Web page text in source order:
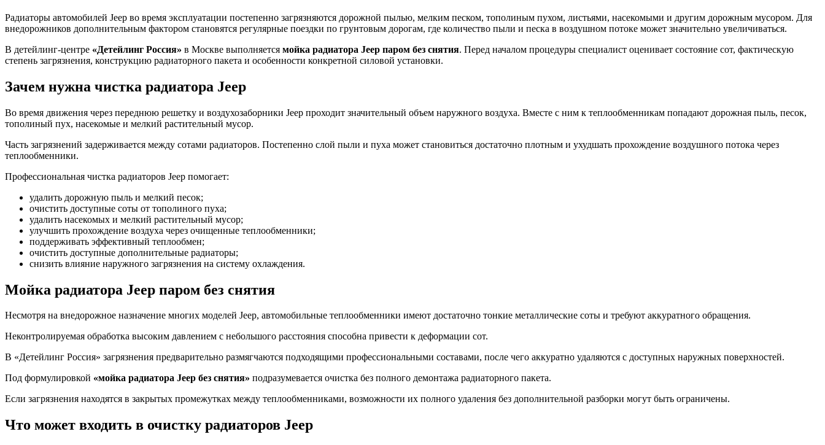
Радиаторы автомобилей Jeep во время эксплуатации постепенно загрязняются дорожной пылью, мелким песком, тополиным пухом, листьями, насекомыми и другим дорожным мусором. Для
внедорожников дополнительным фактором становятся регулярные поездки по грунтовым дорогам, где количество пыли и песка в воздушном потоке может значительно увеличиваться.
В детейлинг-центре «Детейлинг Россия» в Москве выполняется мойка радиатора Jeep паром без снятия. Перед началом процедуры специалист оценивает состояние сот, фактическую
степень загрязнения, конструкцию радиаторного пакета и особенности конкретной силовой установки.
Зачем нужна чистка радиатора Jeep
Во время движения через переднюю решетку и воздухозаборники Jeep проходит значительный объем наружного воздуха. Вместе с ним к теплообменникам попадают дорожная пыль, песок,
тополиный пух, насекомые и мелкий растительный мусор.
Часть загрязнений задерживается между сотами радиаторов. Постепенно слой пыли и пуха может становиться достаточно плотным и ухудшать прохождение воздушного потока через
теплообменники.
Профессиональная чистка радиаторов Jeep помогает:
удалить дорожную пыль и мелкий песок;
очистить доступные соты от тополиного пуха;
удалить насекомых и мелкий растительный мусор;
улучшить прохождение воздуха через очищенные теплообменники;
поддерживать эффективный теплообмен;
очистить доступные дополнительные радиаторы;
снизить влияние наружного загрязнения на систему охлаждения.
Мойка радиатора Jeep паром без снятия
Несмотря на внедорожное назначение многих моделей Jeep, автомобильные теплообменники имеют достаточно тонкие металлические соты и требуют аккуратного обращения.
Неконтролируемая обработка высоким давлением с небольшого расстояния способна привести к деформации сот.
В «Детейлинг Россия» загрязнения предварительно размягчаются подходящими профессиональными составами, после чего аккуратно удаляются с доступных наружных поверхностей.
Под формулировкой «мойка радиатора Jeep без снятия» подразумевается очистка без полного демонтажа радиаторного пакета.
Если загрязнения находятся в закрытых промежутках между теплообменниками, возможности их полного удаления без дополнительной разборки могут быть ограничены.
Что может входить в очистку радиаторов Jeep